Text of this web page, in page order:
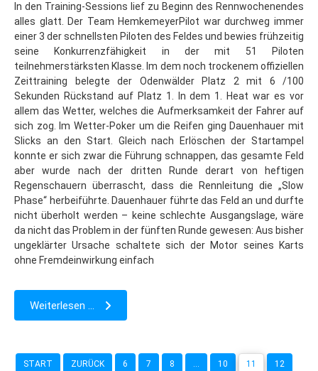
In den Training-Sessions lief zu Beginn des Rennwochenendes
alles glatt. Der Team HemkemeyerPilot war durchweg immer
einer 3 der schnellsten Piloten des Feldes und bewies frühzeitig
seine Konkurrenzfähigkeit in der mit 51 Piloten
teilnehmerstärksten Klasse. Im dem noch trockenem offiziellen
Zeittraining belegte der Odenwälder Platz 2 mit 6 /100
Sekunden Rückstand auf Platz 1. In dem 1. Heat war es vor
allem das Wetter, welches die Aufmerksamkeit der Fahrer auf
sich zog. Im Wetter-Poker um die Reifen ging Dauenhauer mit
Slicks an den Start. Gleich nach Erlöschen der Startampel
konnte er sich zwar die Führung schnappen, das gesamte Feld
aber wurde nach der dritten Runde derart von heftigen
Regenschauern überrascht, dass die Rennleitung die „Slow
Phase“ herbeiführte. Dauenhauer führte das Feld an und durfte
nicht überholt werden – keine schlechte Ausgangslage, wäre
da nicht das Problem in der fünften Runde gewesen: Aus bisher
ungeklärter Ursache schaltete sich der Motor seines Karts
ohne Fremdeinwirkung einfach
Weiterlesen ...
START ZURÜCK 6 7 8 ... 10 11 12